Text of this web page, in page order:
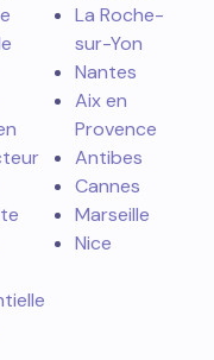
La Roche-
sur-Yon
Nantes
Aix en
Provence
Antibes
Cannes
Marseille
Nice